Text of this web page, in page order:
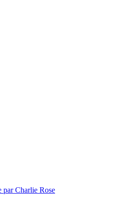
par Charlie Rose